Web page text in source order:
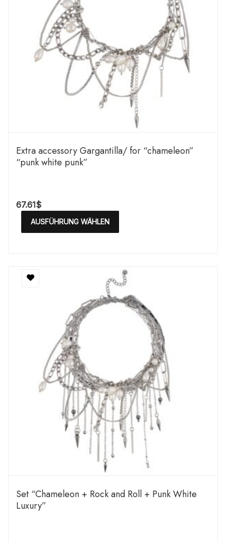
Extra accessory Gargantilla/ for “chameleon”
“punk white punk”
67.61$
AUSFÜHRUNG WÄHLEN
Set “Chameleon + Rock and Roll + Punk White
Luxury”